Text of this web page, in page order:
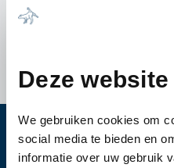
Deze
We gebruiken cookies om
social media te bieden en
informatie over uw gebruik
Heb je